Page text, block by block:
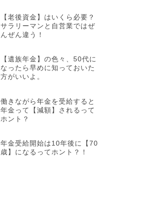
【老後資金】はいくら必要？
サラリーマンと自営業ではぜ
んぜん違う！
【遺族年金】の色々、50代に
なったら早めに知っておいた
方がいいよ。
働きながら年金を受給すると
年金って【減額】されるって
ホント？
年金受給開始は10年後に【70
歳】になるってホント？！